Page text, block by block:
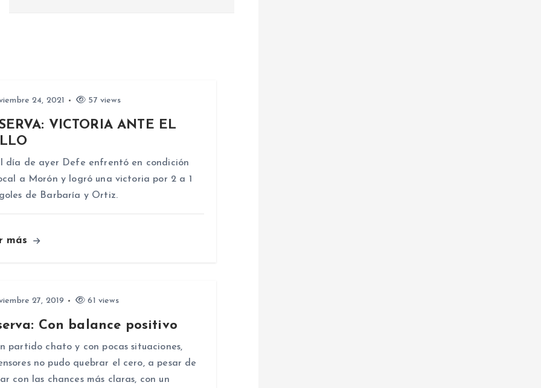
24, 2021 57 views
VICTORIA ANTE EL
día de ayer Defe enfrentó en condición
a Morón y logró una victoria por 2 a 1
de Barbaría y Ortiz.
más
27, 2019 61 views
Con balance positivo
partido chato y con pocas situaciones,
no pudo quebrar el cero, a pesar de
con las chances más claras, con un